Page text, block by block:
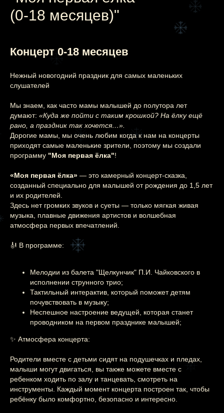
(0-18 месяцев)"
Концерт 0-18 месяцев
Нежный новогодний праздник для самых маленьких
слушателей
Мы знаем, как часто мамы малышей до полутора лет
думают: «Куда же пойти с таким крошкой? На ёлку ещё
рано, а праздник так хочется…».
Дорогие мамы, мы очень любим когда к нам на концерты
приходят самые маленькие зрители, поэтому мы создали
программу "Моя первая ёлка"!
«Моя первая ёлка» — это камерный концерт-сказка,
созданный специально для малышей от рождения до 1,5 лет
и их родителей.
Здесь нет громких звуков и суеты — только мягкая живая
музыка, плавные движения артистов и волшебная
атмосфера первых впечатлений.
🎻 В программе:
Мелодии из балета "Щелкунчик" П.И. Чайковского в
исполнении струнного трио;
Тактильный интерактив, который поможет детям
почувствовать в музыку;
Неспешное настроение ведущей, которая станет
проводником на первом празднике малышей;
✨ Атмосфера концерта:
Родители вместе с детьми сидят на подушечках и пледах,
малыши могут двигаться, вы также можете вместе с
ребенком ходить по залу и танцевать, смотреть на
инструменты. Каждый момент концерта построен так, чтобы
ребёнку было комфортно, безопасно и интересно.